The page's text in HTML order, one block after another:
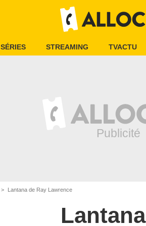
SÉRIES STREAMING TVACTU
Lantana de Ray Lawrence
Lantana